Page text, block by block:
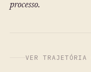
processo.
VER TRAJETÓRIA